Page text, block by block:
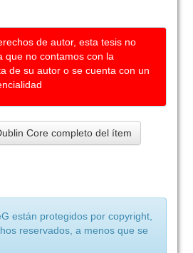
de autor, esta tesis no
que no contamos con la
de su autor o se cuenta con un
Core completo del ítem
están protegidos por copyright,
reservados, a menos que se